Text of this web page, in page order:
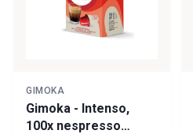
GIMOKA
Gimoka - Intenso,
100x nespresso